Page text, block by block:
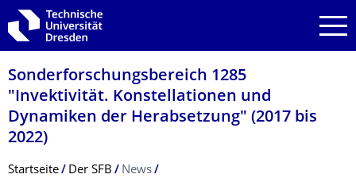
Zur Hauptnavigation springen
Zur Suche springen
Zum Inhalt springen
Sonderforschungs­bereich 1285
"Invektivität. Konstellationen und
Dynamiken der Herabsetzung" (2017 bis
2022)
Breadcrumb-Menü
Startseite Der SFB
News